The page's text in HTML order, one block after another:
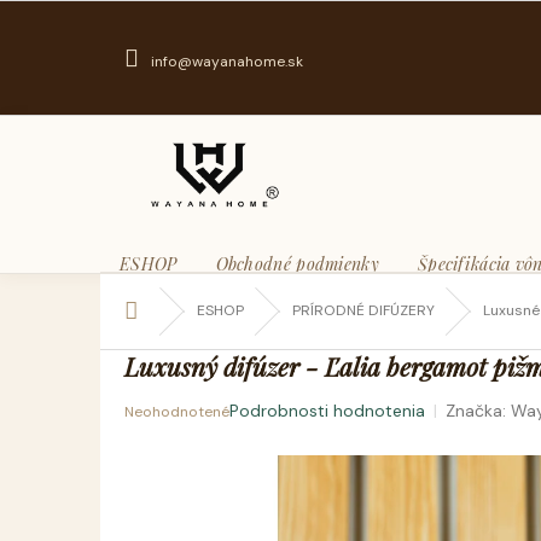
info@wayanahome.sk
ESHOP Obchodné podmienky Špecifikácia
Domov ESHOP PRÍRODNÉ DIFÚZERY Luxusné
Luxusný difúzer - Ľalia bergamot
Priemerné
NeohodnotenéPodrobnosti hodnotenia Značka: